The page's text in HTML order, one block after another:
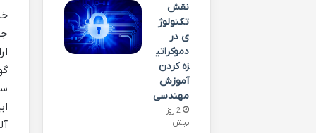
نقش
تکنولوژ
ی در
دموکراتی
زه کردن
آموزش
مهندسی
2 روز
پیش